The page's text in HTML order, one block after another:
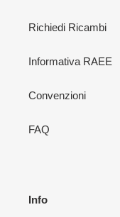
Richiedi Ricambi
Informativa RAEE
Convenzioni
FAQ
Info